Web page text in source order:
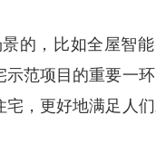
，比如全屋智能
范项目的重要一
，更好地满足人